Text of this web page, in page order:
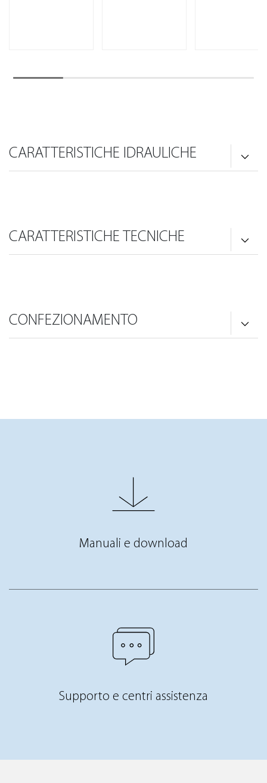
CARATTERISTICHE IDRAULICHE
CARATTERISTICHE TECNICHE
CONFEZIONAMENTO
Manuali e download
Supporto e centri assistenza